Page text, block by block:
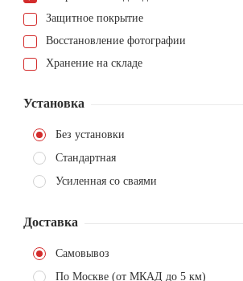
Защитное покрытие
Восстановление фотографии
Хранение на складе
Установка
Без установки
Стандартная
Усиленная со сваями
Доставка
Самовывоз
По Москве (от МКАД до 5 км)